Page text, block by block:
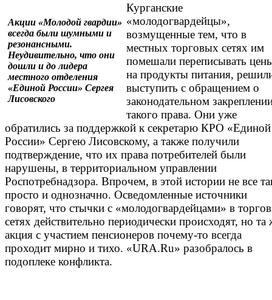
Акции «Молодой гвардии»
всегда были шумными и
резонансными.
Неудивительно, что они
дошли и до лидера
местного отделения
«Единой России» Сергея
Лисовского
Курганские
«молодогвардейцы»,
возмущенные тем, что в
местных торговых сетях им
помешали переписывать
на продукты питания,
выступить с обращением о
законодательном
такого права. Они уже
обратились за поддержкой к секретарю КРО «Единой
России» Сергею Лисовскому, а также получили
подтверждение, что их права потребителей были
нарушены, в территориальном управлении
Роспотребнадзора. Впрочем, в этой истории не все
просто и однозначно. Осведомленные источники
говорят, что стычки с «молодогвардейцами» в
сетях действительно периодически происходят, но та
акция с участием пенсионеров почему-то всегда
проходит мирно и тихо. «URA.Ru» разобралось в
подоплеке конфликта.